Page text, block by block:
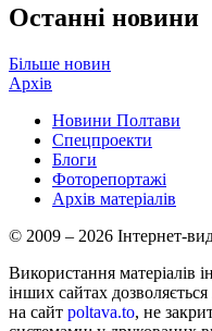
Останні новини
Більше новин
Архів
Новини Полтави
Спецпроекти
Блоги
Фоторепортажі
Архів матеріалів
© 2009 – 2026 Інтернет-
Використання матеріалів
інших сайтах
на сайт poltava.to, не